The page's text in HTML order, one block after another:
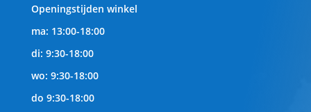
Openingstijden winkel
ma: 13:00-18:00
di: 9:30-18:00
wo: 9:30-18:00
do 9:30-18:00